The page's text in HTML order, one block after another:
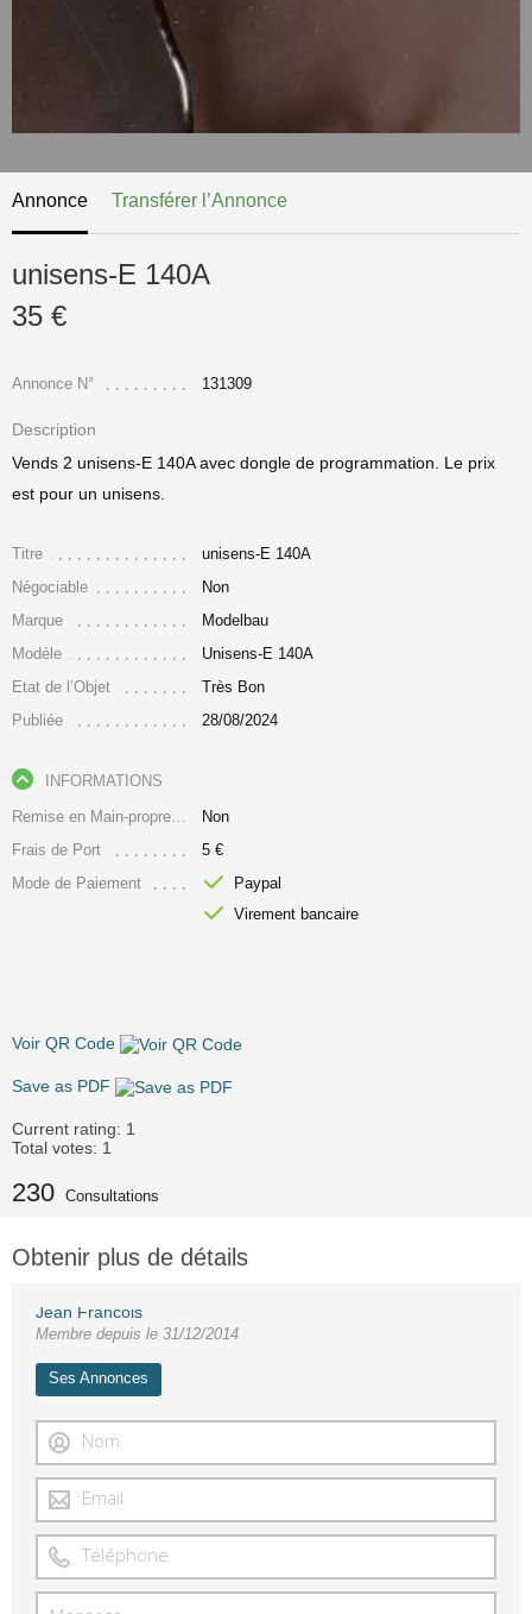
Annonce Transférer l’Annonce
unisens-E 140A
35 €
Annonce N° 131309
Description
Vends 2 unisens-E 140A avec dongle de programmation. Le prix
est pour un unisens.
Titre
unisens-E 140A
Négociable
Non
Marque
Modelbau
Modèle
Unisens-E 140A
Etat de l’Objet
Très Bon
Publiée
28/08/2024
INFORMATIONS
Non
Frais de Port
5 €
Mode de Paiement
Paypal
Virement bancaire
Voir QR Code
Save as PDF
Current rating: 1
Total votes: 1
230 Consultations
Obtenir plus de détails
Jean Francois
Membre depuis le 31/12/2014
Ses Annonces